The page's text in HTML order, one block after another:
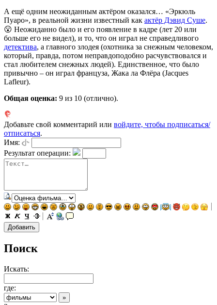
А ещё одним неожиданным актёром оказался… «Эркюль
Пуаро», в реальной жизни известный как актёр Дэвид Суше.
😮 Неожиданно было и его появление в кадре (лет 20 или
больше его не видел), и то, что он играл не справедливого
детектива, а главного злодея (охотника за снежным человеком,
который, правда, потом неправдоподобно расчувствовался и
стал любителем снежных людей). Единственное, что было
привычно – он играл француза, Жака ла Флёра (Jacques
Lafleur).
Общая оценка: 9 из 10 (отлично).
Добавьте свой комментарий или войдите, чтобы подписаться/
отписаться.
Имя:
Результат операции:
Поиск
Искать:
где: